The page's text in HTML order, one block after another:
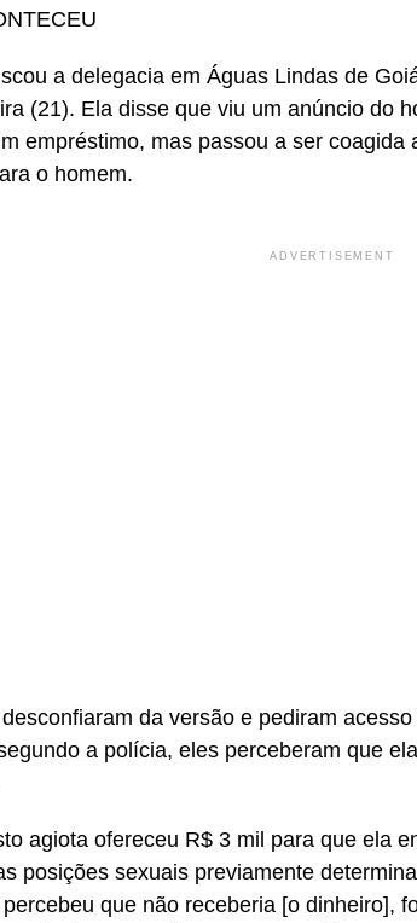
a delegacia em Águas Lindas de
(21). Ela disse que viu um anúncio do
empréstimo, mas passou a ser
o homem.
ADVERTISEMENT
da versão e pediram
a polícia, eles perceberam que
agiota ofereceu R$ 3 mil para que ela
posições sexuais previamente
que não receberia [o dinheiro],